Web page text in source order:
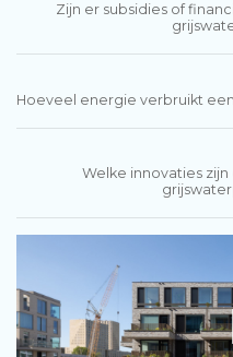
Zijn er subsidies of
Hoeveel energie verbruikt
Welke innovaties